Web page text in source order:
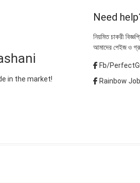
in the market!
Need
নিয়মিত চাকরী
আমাদের পেইজ ও
Fb/
Rainbow